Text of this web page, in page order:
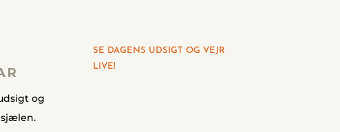
og
sjælen.
SE DAGENS UDSIGT OG VEJR
LIVE!